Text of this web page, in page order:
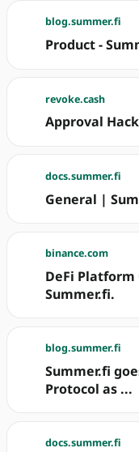
blog.summer.fi
Product -
revoke.cash
Approval
docs.summer.fi
General |
binance.com
DeFi Platform
Summer.fi.
blog.summer.fi
Summer.fi
Protocol as ...
docs.summer.fi